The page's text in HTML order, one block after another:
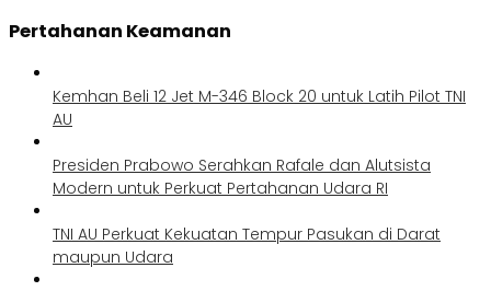
Pertahanan Keamanan
Kemhan Beli 12 Jet M-346 Block 20 untuk Latih Pilot TNI
AU
Presiden Prabowo Serahkan Rafale dan Alutsista
Modern untuk Perkuat Pertahanan Udara RI
TNI AU Perkuat Kekuatan Tempur Pasukan di Darat
maupun Udara